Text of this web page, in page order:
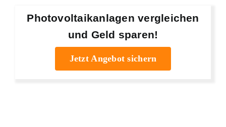
Photovoltaikanlagen vergleichen
und Geld sparen!
Jetzt Angebot sichern